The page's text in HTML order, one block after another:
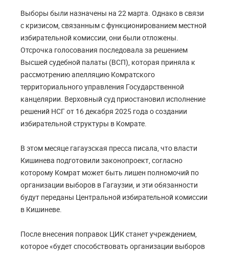
Выборы были назначены на 22 марта. Однако в связи
с кризисом, связанным с функционированием местной
избирательной комиссии, они были отложены.
Отсрочка голосования последовала за решением
Высшей судебной палаты (ВСП), которая приняла к
рассмотрению апелляцию Комратского
территориального управления Государственной
канцелярии. Верховный суд приостановил исполнение
решений НСГ от 16 декабря 2025 года о создании
избирательной структуры в Комрате.
В этом месяце гагаузская пресса писала, что власти
Кишинева подготовили законопроект, согласно
которому Комрат может быть лишен полномочий по
организации выборов в Гагаузии, и эти обязанности
будут переданы Центральной избирательной комиссии
в Кишиневе.
После внесения поправок ЦИК станет учреждением,
которое «будет способствовать организации выборов